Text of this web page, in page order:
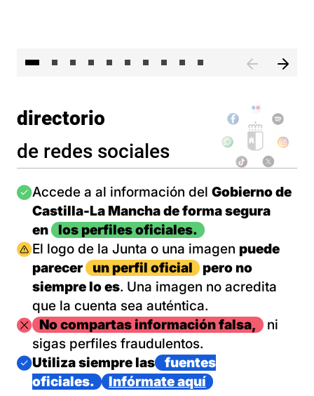
directorio
de redes sociales
Imagen
Accede a al información del Gobierno de
Castilla-La Mancha de forma segura
en
los perfiles oficiales.
Imagen
El logo de la Junta o una imagen puede
parecer
un perfil oficial
pero no
siempre lo es. Una imagen no acredita
que la cuenta sea auténtica.
ImagenNo compartas información falsa,
ni
sigas perfiles fraudulentos.
Imagen
Utiliza siempre las
fuentes
oficiales.
Infórmate aquí